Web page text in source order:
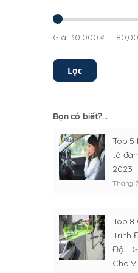
Giá
thiểu
Giá
đa
Lọc
Giá: 30,000 ₫ —
Bạn có biết?...
Top 5
tô
2023
Tháng
Top 8
Trình
Độ –
Cho